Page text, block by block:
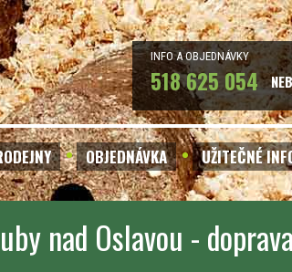
INFO A OBJEDNÁVKY
518 625 054
OBJEDNÁVKA UŽITEČNÉ
nad Oslavou -